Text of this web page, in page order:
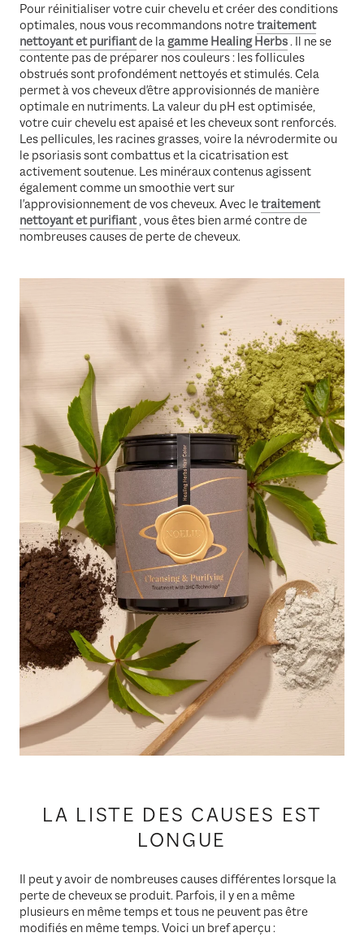
Pour réinitialiser votre cuir chevelu et créer des conditions
optimales, nous vous recommandons notretraitement
nettoyant et purifiantde lagamme Healing Herbs. Il ne se
contente pas de préparer nos couleurs : les follicules
obstrués sont profondément nettoyés et stimulés. Cela
permet à vos cheveux d'être approvisionnés de manière
optimale en nutriments. La valeur du pH est optimisée,
votre cuir chevelu est apaisé et les cheveux sont renforcés.
Les pellicules, les racines grasses, voire la névrodermite ou
le psoriasis sont combattus et la cicatrisation est
activement soutenue. Les minéraux contenus agissent
également comme un smoothie vert sur
l'approvisionnement de vos cheveux. Avec letraitement
nettoyant et purifiant, vous êtes bien armé contre de
nombreuses causes de perte de cheveux.
LA LISTE DES CAUSES EST
LONGUE
Il peut y avoir de nombreuses causes différentes lorsque la
perte de cheveux se produit. Parfois, il y en a même
plusieurs en même temps et tous ne peuvent pas être
modifiés en même temps. Voici un bref aperçu :